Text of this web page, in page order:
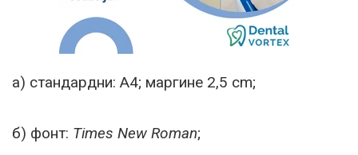
а) стандардни: А4; маргине 2,5 cm;
б) фонт: Times New Roman;